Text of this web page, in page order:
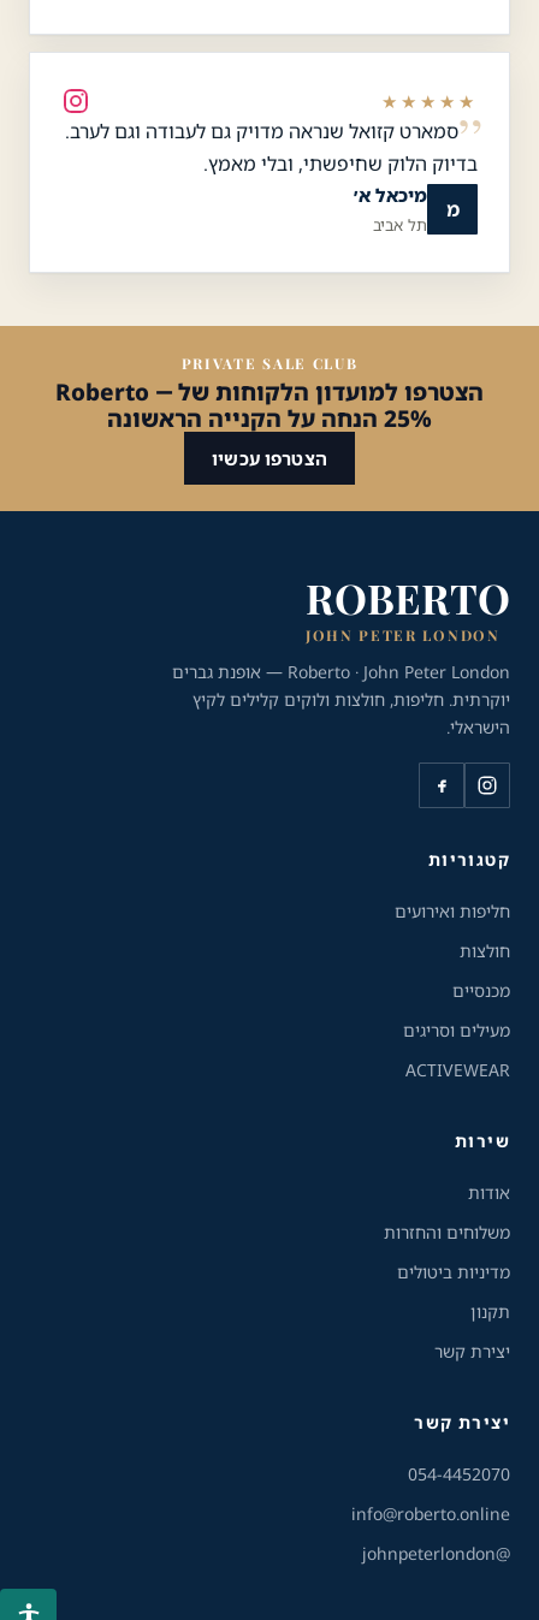
★★★★★
סמארט קזואל שנראה מדויק גם לעבודה וגם לערב.
בדיוק הלוק שחיפשתי, ובלי מאמץ.
מ
מיכאל א׳
תל אביב
PRIVATE SALE CLUB
הצטרפו למועדון הלקוחות של Roberto —
25% הנחה על הקנייה הראשונה
הצטרפו עכשיו
ROBERTO
JOHN PETER LONDON
Roberto · John Peter London — אופנת גברים
יוקרתית. חליפות, חולצות ולוקים קלילים לקיץ
הישראלי.
קטגוריות
חליפות ואירועים
חולצות
מכנסיים
מעילים וסריגים
ACTIVEWEAR
שירות
אודות
משלוחים והחזרות
מדיניות ביטולים
תקנון
יצירת קשר
יצירת קשר
054-4452070
info@roberto.online
@johnpeterlondon
כלי נגישות
גודל טקסט
A-